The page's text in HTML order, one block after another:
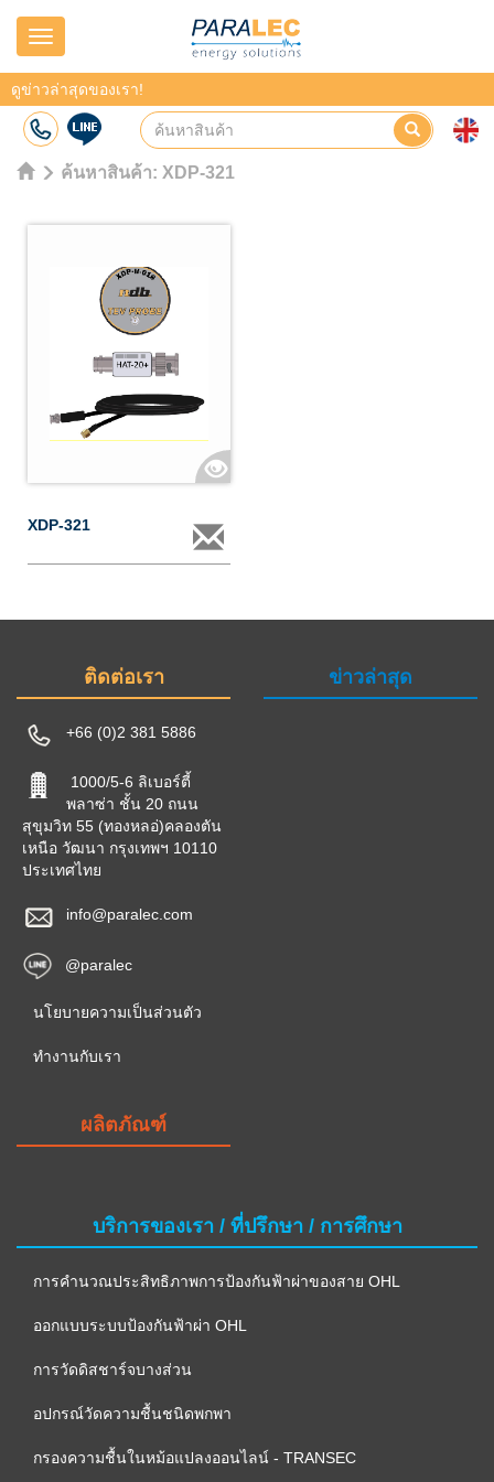
Navigation
ดูข่าวล่าสุดของเรา!
ค้นหาสินค้า: XDP-321
XDP-321
ติดต่อเรา
+66 (0)2 381 5886
1000/5-6 ลิเบอร์ตี้
พลาซ่า ชั้น 20 ถนน
สุขุมวิท 55 (ทองหลอ่)คลองตัน
เหนือ วัฒนา กรุงเทพฯ 10110
ประเทศไทย
info@paralec.com
@paralec
นโยบายความเป็นส่วนตัว
ทำงานกับเรา
ข่าวล่าสุด
ผลิตภัณฑ์
บริการของเรา / ที่ปรึกษา / การศึกษา
การคำนวณประสิทธิภาพการป้องกันฟ้าผ่าของสาย OHL
ออกแบบระบบป้องกันฟ้าผ่า OHL
การวัดดิสชาร์จบางส่วน
อปกรณ์วัดความชื้นชนิดพกพา
กรองความชื้นในหม้อแปลงออนไลน์ - TRANSEC